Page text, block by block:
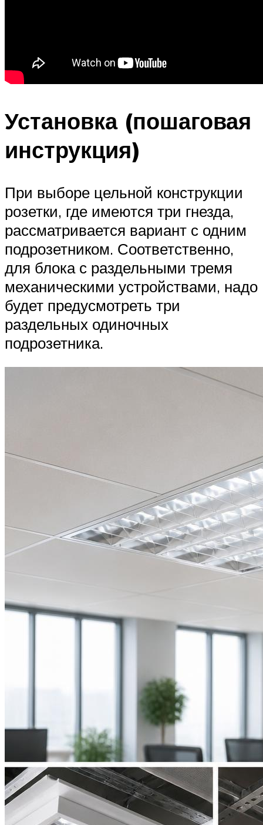
Установка (пошаговая
инструкция)
При выборе цельной конструкции
розетки, где имеются три гнезда,
рассматривается вариант с одним
подрозетником. Соответственно,
для блока с раздельными тремя
механическими устройствами, надо
будет предусмотреть три
раздельных одиночных
подрозетника.